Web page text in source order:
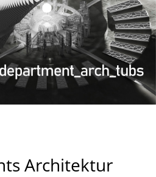
Architektur